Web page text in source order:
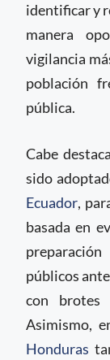
identificar y
manera
vigilancia
población
pública.
Cabe
sido
Ecuador,
basada en
públicos
con brotes
Asimismo,
Honduras